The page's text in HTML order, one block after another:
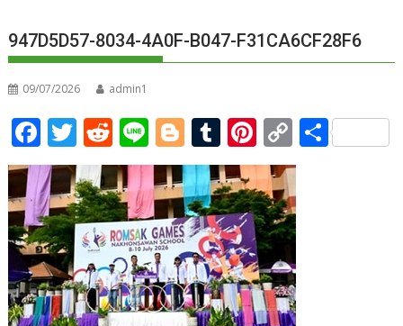
947D5D57-8034-4A0F-B047-F31CA6CF28F6
09/07/2026 admin1
F
ac
e
b
o
o
k
T
w
itt
er
R
e
d
di
t
Li
n
e
Bl
o
g
g
er
T
u
m
bl
r
Pi
nt
er
e
st
C
o
p
y
Li
n
k
S